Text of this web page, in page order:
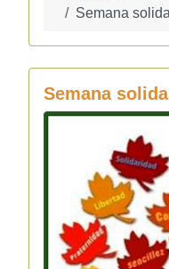
Semana
Semana